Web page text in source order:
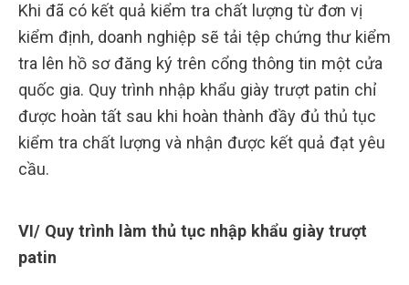
Khi đã có kết quả kiểm tra chất lượng từ đơn vị
kiểm định, doanh nghiệp sẽ tải tệp chứng thư kiểm
tra lên hồ sơ đăng ký trên cổng thông tin một cửa
quốc gia. Quy trình nhập khẩu giày trượt patin chỉ
được hoàn tất sau khi hoàn thành đầy đủ thủ tục
kiểm tra chất lượng và nhận được kết quả đạt yêu
cầu.
VI/ Quy trình làm thủ tục nhập khẩu giày trượt
patin